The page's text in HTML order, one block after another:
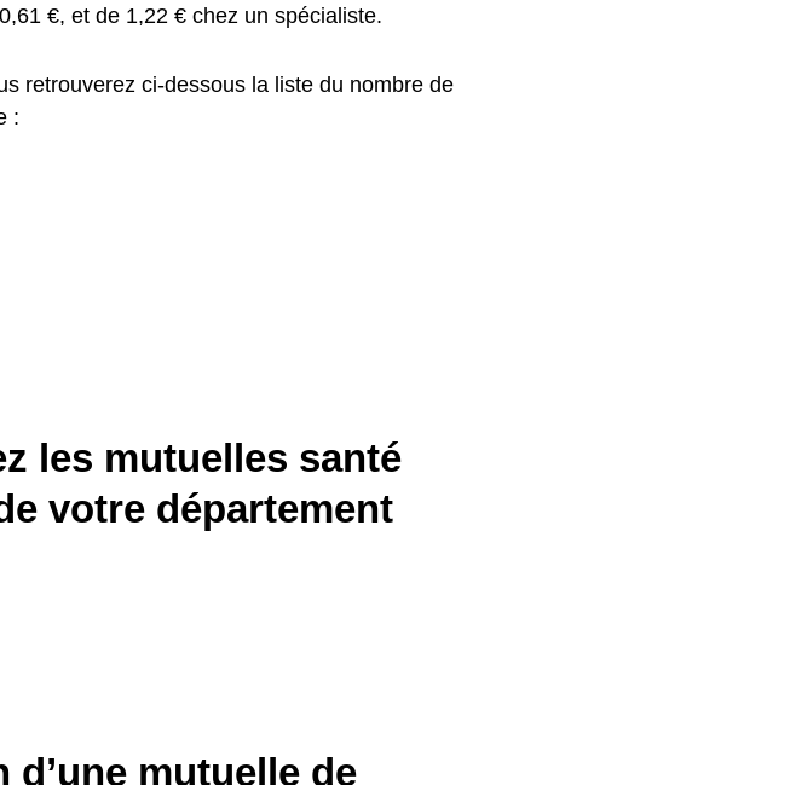
€, et de 1,22 € chez un spécialiste.
retrouverez ci-dessous la liste du nombre de
:
les mutuelles santé
votre département
mutuelle de